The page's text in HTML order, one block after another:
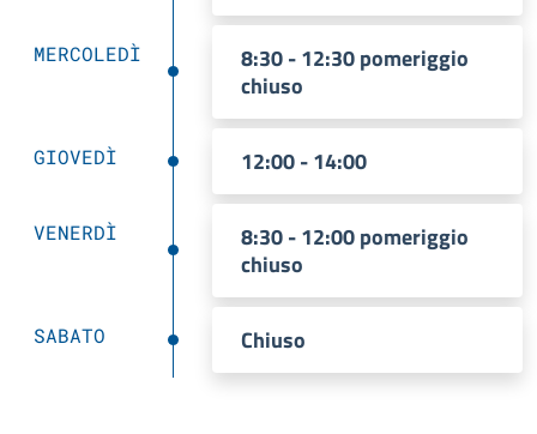
MERCOLEDÌ
8:30 - 12:30 pomeriggio
chiuso
GIOVEDÌ 12:00 - 14:00
VENERDÌ
8:30 - 12:00 pomeriggio
chiuso
SABATO Chiuso